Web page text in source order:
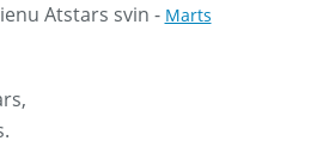
Atstars svin - Marts